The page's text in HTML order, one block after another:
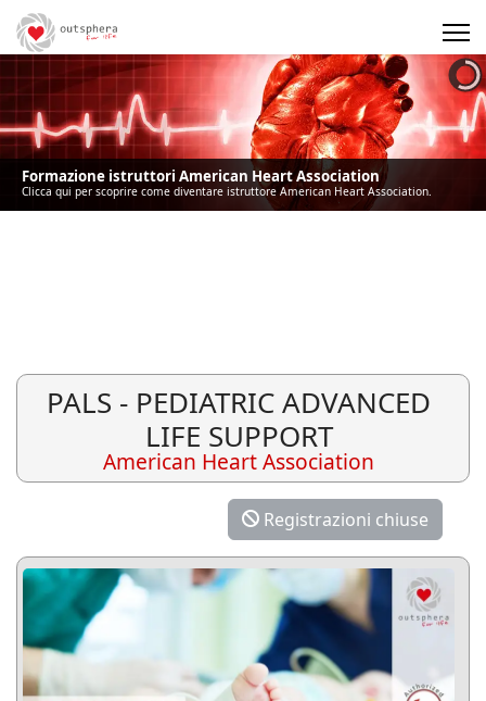
Formazione istruttori American Heart Association
Clicca qui per scoprire come diventare istruttore American Heart Association.
PALS - PEDIATRIC ADVANCED
LIFE SUPPORT
American Heart Association
Registrazioni chiuse